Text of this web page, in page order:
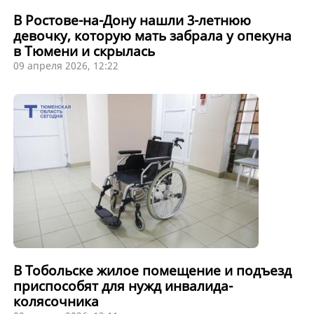
В Ростове-на-Дону нашли 3-летнюю
девочку, которую мать забрала у опекуна
в Тюмени и скрылась
09 апреля 2026, 12:22
В Тобольске жилое помещение и подъезд
приспособят для нужд инвалида-
колясочника